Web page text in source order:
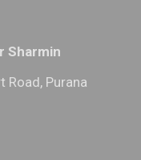
Sharmin
Road, Purana